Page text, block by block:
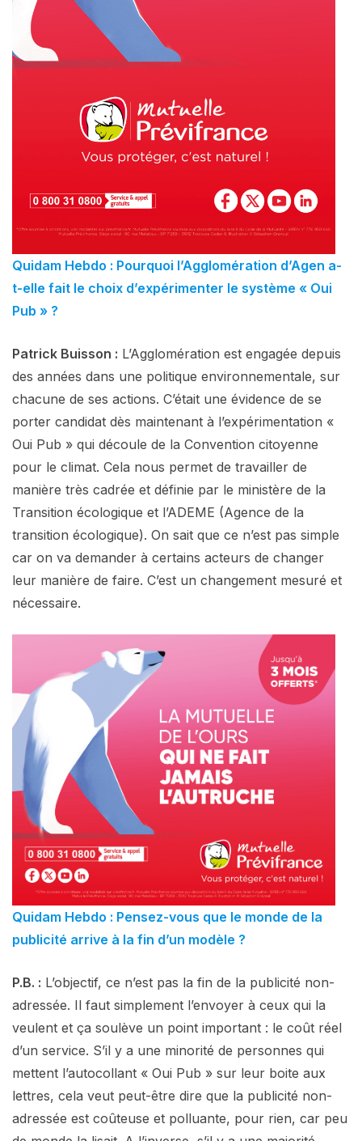
Quidam Hebdo : Pourquoi l’Agglomération d’Agen a-
t-elle fait le choix d’expérimenter le système « Oui
Pub » ?
Patrick Buisson : L’Agglomération est engagée depuis
des années dans une politique environnementale, sur
chacune de ses actions. C’était une évidence de se
porter candidat dès maintenant à l’expérimentation «
Oui Pub » qui découle de la Convention citoyenne
pour le climat. Cela nous permet de travailler de
manière très cadrée et définie par le ministère de la
Transition écologique et l’ADEME (Agence de la
transition écologique). On sait que ce n’est pas simple
car on va demander à certains acteurs de changer
leur manière de faire. C’est un changement mesuré et
nécessaire.
Quidam Hebdo : Pensez-vous que le monde de la
publicité arrive à la fin d’un modèle ?
P.B. : L’objectif, ce n’est pas la fin de la publicité non-
adressée. Il faut simplement l’envoyer à ceux qui la
veulent et ça soulève un point important : le coût réel
d’un service. S’il y a une minorité de personnes qui
mettent l’autocollant « Oui Pub » sur leur boite aux
lettres, cela veut peut-être dire que la publicité non-
adressée est coûteuse et polluante, pour rien, car peu